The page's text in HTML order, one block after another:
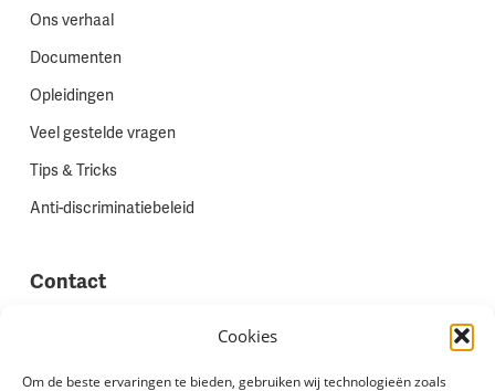
Cookies
Om de beste ervaringen te bieden, gebruiken wij technologieën zoals
Ons verhaal
Documenten
Opleidingen
Veel gestelde vragen
Tips & Tricks
Anti-discriminatiebeleid
Contact